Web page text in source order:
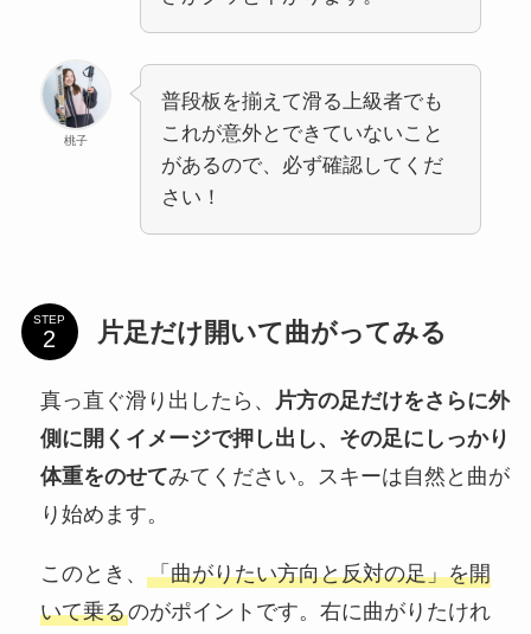
桃子
普段板を揃えて滑る上級者でも
これが意外とできていないこと
があるので、必ず確認してくだ
さい！
STEP 片足だけ開いて曲がってみる
真っ直ぐ滑り出したら、
片方の足だけをさらに外
側に開くイメージで押し出し、その足にしっかり
体重をのせてみてください。スキーは自然と曲が
り始めます。
このとき、 「曲がりたい方向と反対の足」を開
いて乗るのがポイントです。右に曲がりたけれ